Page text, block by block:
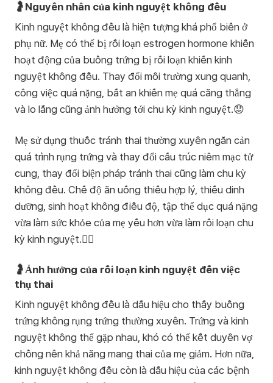
🤰Nguyên nhân của kinh nguyệt không đều
Kinh nguyệt không đều là hiện tượng khá phổ biến ở
phụ nữ. Mẹ có thể bị rối loạn estrogen hormone khiến
hoạt động của buồng trứng bị rối loạn khiến kinh
nguyệt không đều. Thay đổi môi trường xung quanh,
công việc quá nặng, bất an khiến mẹ quá căng thẳng
và lo lắng cũng ảnh hưởng tới chu kỳ kinh nguyệt.😟
Mẹ sử dụng thuốc tránh thai thường xuyên ngăn cản
quá trình rụng trứng và thay đổi cấu trúc niêm mạc tử
cung, thay đổi biện pháp tránh thai cũng làm chu kỳ
không đều. Chế độ ăn uống thiếu hợp lý, thiếu dinh
dưỡng, sinh hoạt không điều độ, tập thể dục quá nặng
vừa làm sức khỏe của mẹ yếu hơn vừa làm rối loạn chu
kỳ kinh nguyệt.🏋️‍♀️
🤰Ảnh hưởng của rối loạn kinh nguyệt đến việc
thụ thai
Kinh nguyệt không đều là dấu hiệu cho thấy buồng
trứng không rụng trứng thường xuyên. Trứng và kinh
nguyệt không thể gặp nhau, khó có thể kết duyên vợ
chồng nên khả năng mang thai của mẹ giảm. Hơn nữa,
kinh nguyệt không đều còn là dấu hiệu của các bệnh